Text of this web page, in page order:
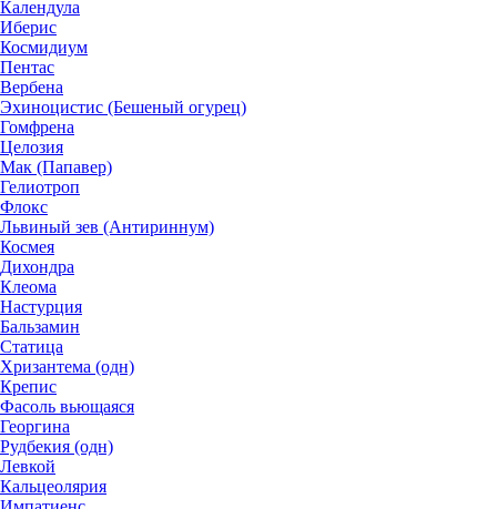
Календула
Иберис
Космидиум
Пентас
Вербена
Эхиноцистис (Бешеный огурец)
Гомфрена
Целозия
Мак (Папавер)
Гелиотроп
Флокс
Львиный зев (Антириннум)
Космея
Дихондра
Клеома
Настурция
Бальзамин
Статица
Хризантема (одн)
Крепис
Фасоль вьющаяся
Георгина
Рудбекия (одн)
Левкой
Кальцеолярия